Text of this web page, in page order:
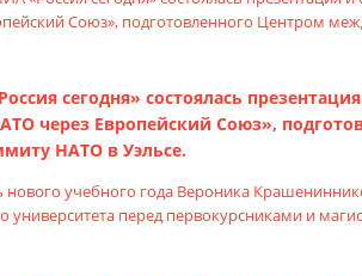
сегодня» состоялась
через Европейский Союз»,
НАТО в Уэльсе.